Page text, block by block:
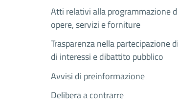
Atti relativi alla programmazione
opere, servizi e forniture
Trasparenza nella partecipazione
di interessi e dibattito pubblico
Avvisi di preinformazione
Delibera a contrarre